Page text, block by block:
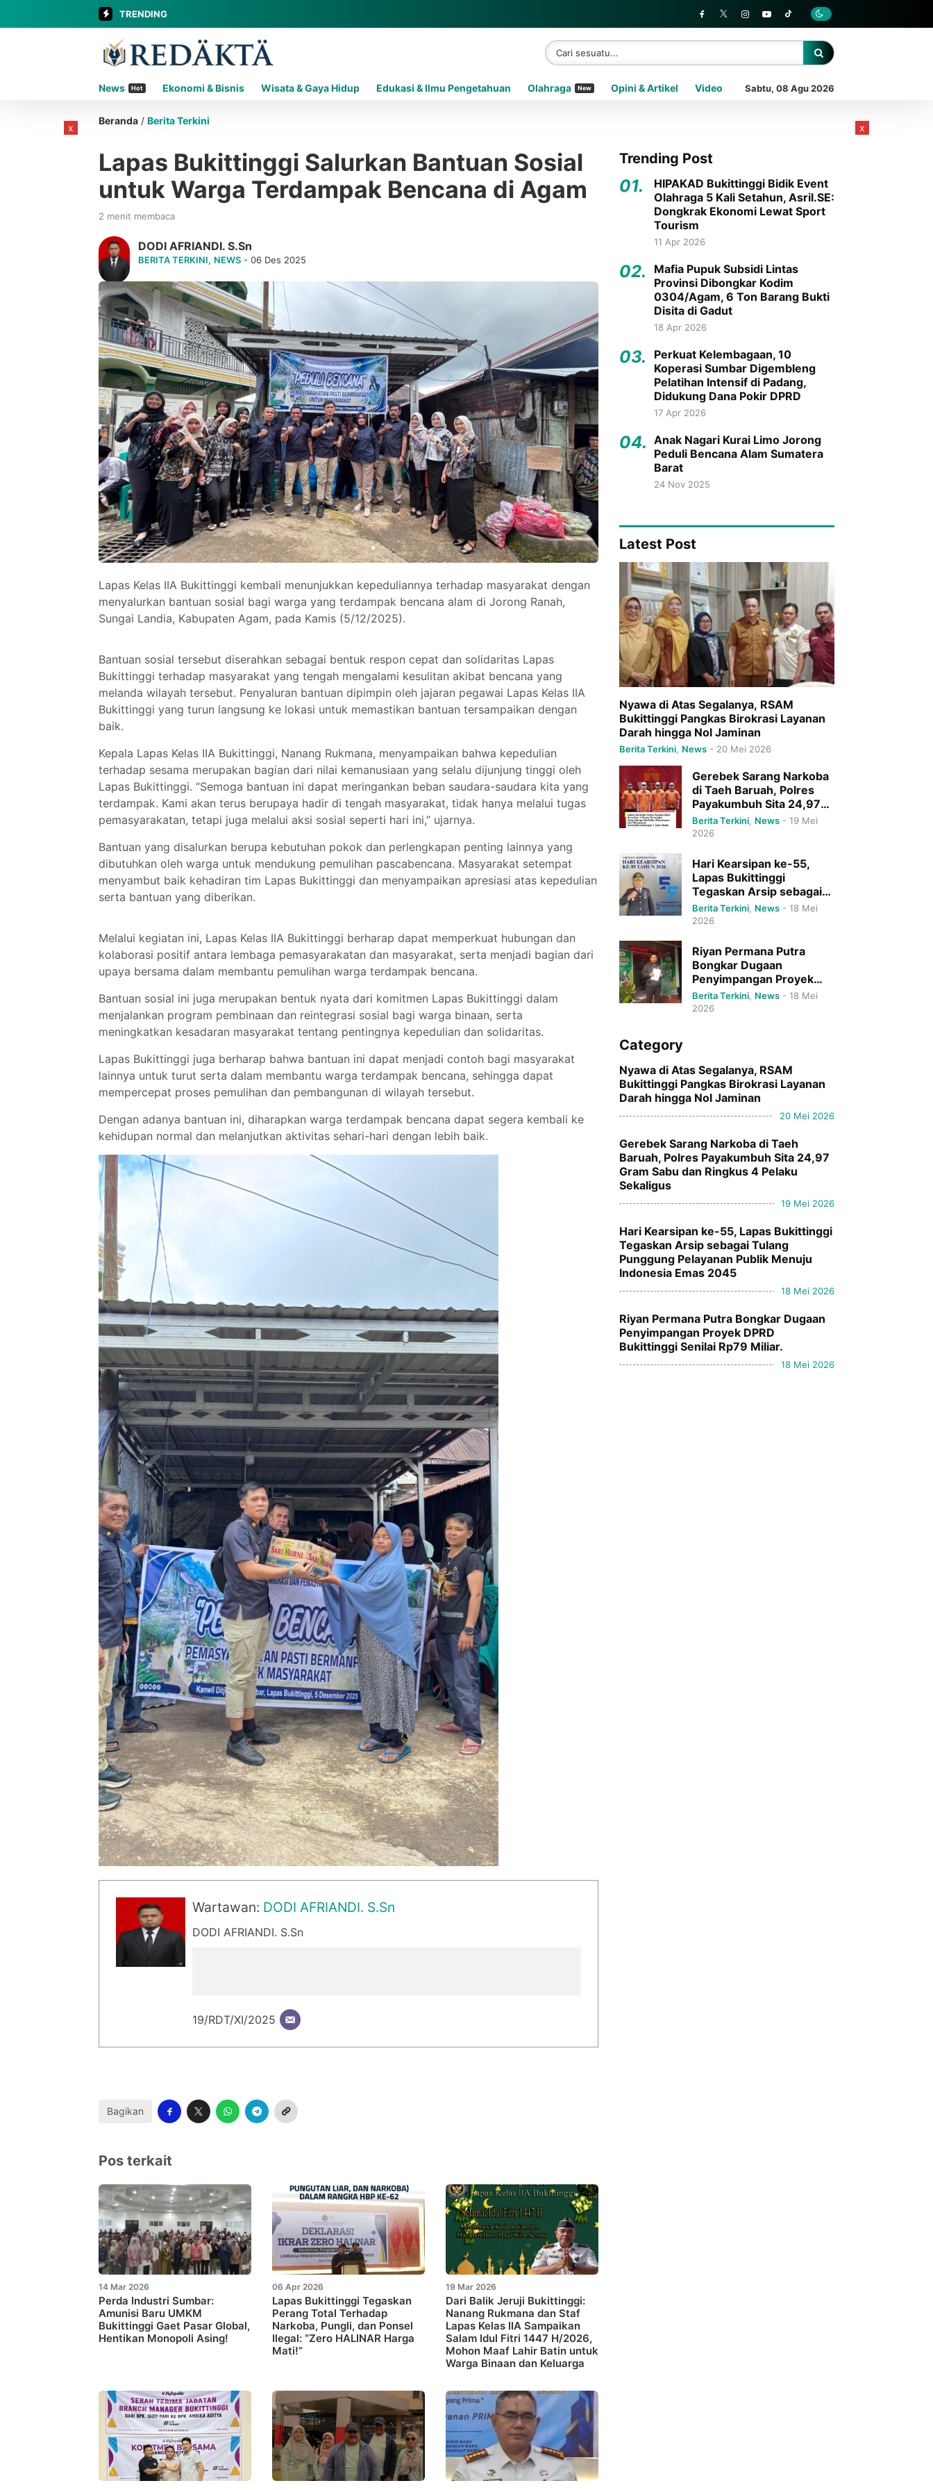
TRENDING
News Hot Ekonomi & Bisnis Wisata & Gaya Hidup Edukasi & Ilmu Pengetahuan Olahraga New Opini & Artikel Video Sabtu, 08 Agu 2026
Beranda / Berita Terkini
Lapas Bukittinggi Salurkan Bantuan Sosial
untuk Warga Terdampak Bencana di Agam
2 menit membaca
DODI AFRIANDI. S.Sn
BERITA TERKINI, NEWS - 06 Des 2025
Lapas Kelas IIA Bukittinggi kembali menunjukkan kepeduliannya terhadap masyarakat dengan
menyalurkan bantuan sosial bagi warga yang terdampak bencana alam di Jorong Ranah,
Sungai Landia, Kabupaten Agam, pada Kamis (5/12/2025).
Bantuan sosial tersebut diserahkan sebagai bentuk respon cepat dan solidaritas Lapas
Bukittinggi terhadap masyarakat yang tengah mengalami kesulitan akibat bencana yang
melanda wilayah tersebut. Penyaluran bantuan dipimpin oleh jajaran pegawai Lapas Kelas IIA
Bukittinggi yang turun langsung ke lokasi untuk memastikan bantuan tersampaikan dengan
baik.
Kepala Lapas Kelas IIA Bukittinggi, Nanang Rukmana, menyampaikan bahwa kepedulian
terhadap sesama merupakan bagian dari nilai kemanusiaan yang selalu dijunjung tinggi oleh
Lapas Bukittinggi. “Semoga bantuan ini dapat meringankan beban saudara-saudara kita yang
terdampak. Kami akan terus berupaya hadir di tengah masyarakat, tidak hanya melalui tugas
pemasyarakatan, tetapi juga melalui aksi sosial seperti hari ini,” ujarnya.
Bantuan yang disalurkan berupa kebutuhan pokok dan perlengkapan penting lainnya yang
dibutuhkan oleh warga untuk mendukung pemulihan pascabencana. Masyarakat setempat
menyambut baik kehadiran tim Lapas Bukittinggi dan menyampaikan apresiasi atas kepedulian
serta bantuan yang diberikan.
Melalui kegiatan ini, Lapas Kelas IIA Bukittinggi berharap dapat memperkuat hubungan dan
kolaborasi positif antara lembaga pemasyarakatan dan masyarakat, serta menjadi bagian dari
upaya bersama dalam membantu pemulihan warga terdampak bencana.
Bantuan sosial ini juga merupakan bentuk nyata dari komitmen Lapas Bukittinggi dalam
menjalankan program pembinaan dan reintegrasi sosial bagi warga binaan, serta
meningkatkan kesadaran masyarakat tentang pentingnya kepedulian dan solidaritas.
Lapas Bukittinggi juga berharap bahwa bantuan ini dapat menjadi contoh bagi masyarakat
lainnya untuk turut serta dalam membantu warga terdampak bencana, sehingga dapat
mempercepat proses pemulihan dan pembangunan di wilayah tersebut.
Dengan adanya bantuan ini, diharapkan warga terdampak bencana dapat segera kembali ke
kehidupan normal dan melanjutkan aktivitas sehari-hari dengan lebih baik.
Wartawan: DODI AFRIANDI. S.Sn
DODI AFRIANDI. S.Sn
19/RDT/XI/2025
Bagikan
Pos terkait
14 Mar 2026
Perda Industri Sumbar:
Amunisi Baru UMKM
Bukittinggi Gaet Pasar Global,
Hentikan Monopoli Asing!
06 Apr 2026
Lapas Bukittinggi Tegaskan
Perang Total Terhadap
Narkoba, Pungli, dan Ponsel
Ilegal: “Zero HALINAR Harga
Mati!”
19 Mar 2026
Dari Balik Jeruji Bukittinggi:
Nanang Rukmana dan Staf
Lapas Kelas IIA Sampaikan
Salam Idul Fitri 1447 H/2026,
Mohon Maaf Lahir Batin untuk
Warga Binaan dan Keluarga
Trending Post
01.
HIPAKAD Bukittinggi Bidik Event
Olahraga 5 Kali Setahun, Asril.SE:
Dongkrak Ekonomi Lewat Sport
Tourism
11 Apr 2026
02.
Mafia Pupuk Subsidi Lintas
Provinsi Dibongkar Kodim
0304/Agam, 6 Ton Barang Bukti
Disita di Gadut
18 Apr 2026
03.
Perkuat Kelembagaan, 10
Koperasi Sumbar Digembleng
Pelatihan Intensif di Padang,
Didukung Dana Pokir DPRD
17 Apr 2026
04. Anak Nagari Kurai Limo Jorong
Peduli Bencana Alam Sumatera
Barat
24 Nov 2025
Latest Post
Nyawa di Atas Segalanya, RSAM
Bukittinggi Pangkas Birokrasi Layanan
Darah hingga Nol Jaminan
Berita Terkini News - 20 Mei 2026
Gerebek Sarang Narkoba
di Taeh Baruah, Polres
Payakumbuh Sita 24,97
Gram Sabu dan Ringkus 4
Pelaku Sekaligus
Berita Terkini News - 19 Mei
2026
Hari Kearsipan ke-55,
Lapas Bukittinggi
Tegaskan Arsip sebagai
Tulang Punggung
Pelayanan Publik Menuju
Berita Terkini News - 18 Mei
2026
Riyan Permana Putra
Bongkar Dugaan
Penyimpangan Proyek
DPRD Bukittinggi Senilai
Rp79 Miliar.
Berita Terkini News - 18 Mei
2026
Category
Nyawa di Atas Segalanya, RSAM
Bukittinggi Pangkas Birokrasi Layanan
Darah hingga Nol Jaminan
20 Mei 2026
Gerebek Sarang Narkoba di Taeh
Baruah, Polres Payakumbuh Sita 24,97
Gram Sabu dan Ringkus 4 Pelaku
Sekaligus
19 Mei 2026
Hari Kearsipan ke-55, Lapas Bukittinggi
Tegaskan Arsip sebagai Tulang
Punggung Pelayanan Publik Menuju
Indonesia Emas 2045
18 Mei 2026
Riyan Permana Putra Bongkar Dugaan
Penyimpangan Proyek DPRD
Bukittinggi Senilai Rp79 Miliar.
18 Mei 2026
x x